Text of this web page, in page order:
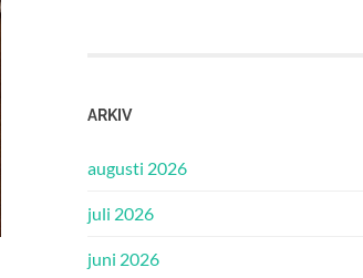
ARKIV
augusti 2026
juli 2026
juni 2026